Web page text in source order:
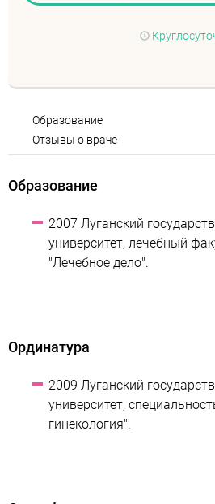
Образование
Отзывы о враче
Образование
2007 Луганский
университет, лечебный
"Лечебное дело".
Ординатура
2009 Луганский
университет,
гинекология".